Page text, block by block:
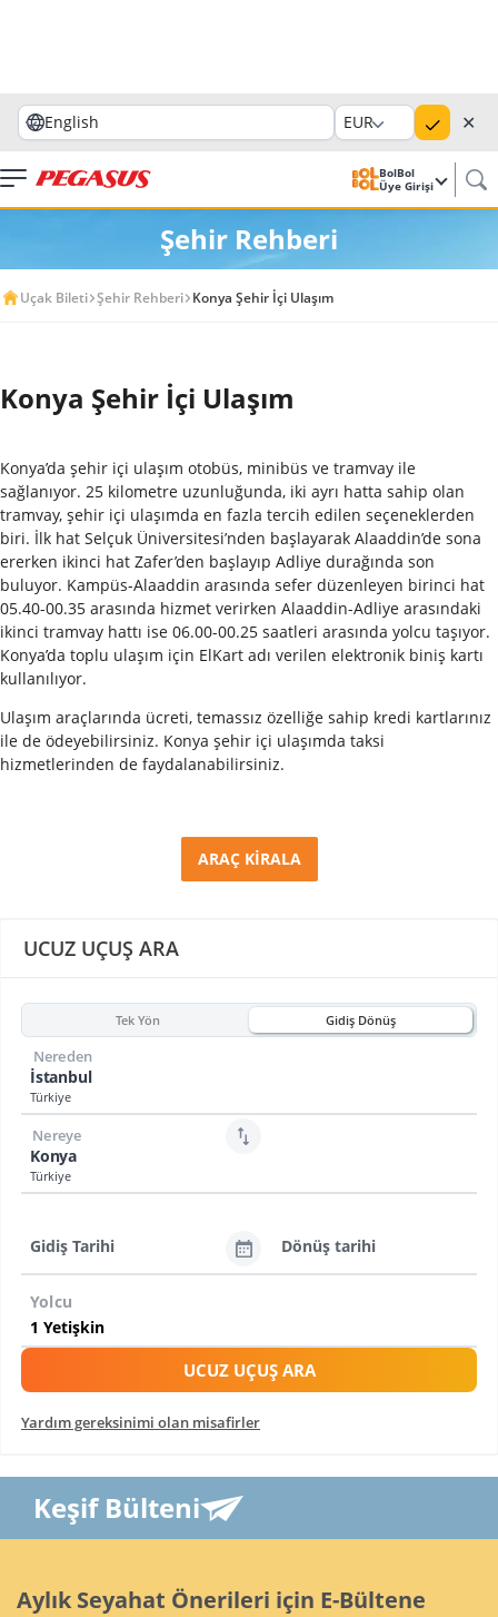
English EUR ✕
BolBol
Üye Girişi
Şehir Rehberi
Uçak Bileti Şehir Rehberi Konya Şehir İçi Ulaşım
Konya Şehir İçi Ulaşım
UCUZ UÇUŞ ARA
Tek Yön Gidiş Dönüş
İstanbul
Türkiye
Nereden
Konya
Türkiye
Nereye
Gidiş Tarihi Dönüş tarihi
Yolcu
UCUZ UÇUŞ ARA
Yardım gereksinimi olan misafirler
Keşif Bülteni
Aylık Seyahat Önerileri için E-Bültene
Konya’da şehir içi ulaşım otobüs, minibüs ve tramvay ile
sağlanıyor. 25 kilometre uzunluğunda, iki ayrı hatta sahip olan
tramvay, şehir içi ulaşımda en fazla tercih edilen seçeneklerden
biri. İlk hat Selçuk Üniversitesi’nden başlayarak Alaaddin’de sona
ererken ikinci hat Zafer’den başlayıp Adliye durağında son
buluyor. Kampüs-Alaaddin arasında sefer düzenleyen birinci hat
05.40-00.35 arasında hizmet verirken Alaaddin-Adliye arasındaki
ikinci tramvay hattı ise 06.00-00.25 saatleri arasında yolcu taşıyor.
Konya’da toplu ulaşım için ElKart adı verilen elektronik biniş kartı
kullanılıyor.
Ulaşım araçlarında ücreti, temassız özelliğe sahip kredi kartlarınız
ile de ödeyebilirsiniz. Konya şehir içi ulaşımda taksi
hizmetlerinden de faydalanabilirsiniz.
ARAÇ KİRALA